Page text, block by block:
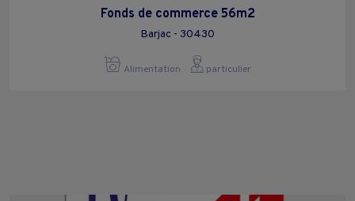
Fonds de commerce 56m2
Barjac - 30430
Alimentation particulier